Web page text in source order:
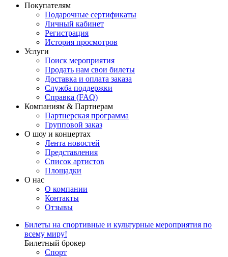
Покупателям
Подарочные сертификаты
Личный кабинет
Регистрация
История просмотров
Услуги
Поиск мероприятия
Продать нам свои билеты
Доставка и оплата заказа
Служба поддержки
Справка (FAQ)
Компаниям & Партнерам
Партнерская программа
Групповой заказ
О шоу и концертах
Лента новостей
Представления
Список артистов
Площадки
О нас
О компании
Контакты
Отзывы
Билеты на спортивные и культурные мероприятия по
всему миру!
Билетный брокер
Спорт